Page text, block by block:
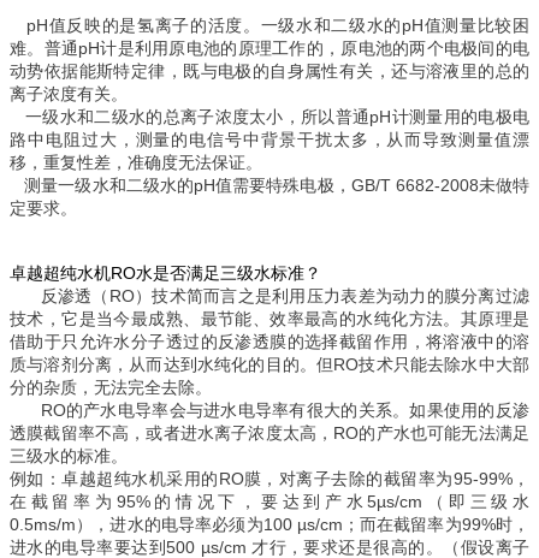
pH值反映的是氢离子的活度。 一级水和二级水的pH值测量比较困
难。普通pH计是利用原电池的原理工作的，原电池的两个电极间的电
动势依据能斯特定律，既与电极的自身属性有关，还与溶液里的总的
离子浓度有关。
一级水和二级水的总离子浓度太小，所以普通pH计测量用的电极电
路中电阻过大，测量的电信号中背景干扰太多，从而导致测量值漂
移，重复性差，准确度无法保证。
测量一级水和二级水的pH值需要特殊电极，GB/T 6682-2008未做特
定要求。
卓越超纯水机RO水是否满足三级水标准？
反渗透（RO）技术简而言之是利用压力表差为动力的膜分离过滤
技术，它是当今最成熟、最节能、效率最高的水纯化方法。其原理是
借助于只允许水分子透过的反渗透膜的选择截留作用，将溶液中的溶
质与溶剂分离，从而达到水纯化的目的。但RO技术只能去除水中大部
分的杂质，无法完全去除。
RO的产水电导率会与进水电导率有很大的关系。如果使用的反渗
透膜截留率不高，或者进水离子浓度太高，RO的产水也可能无法满足
三级水的标准。
例如：卓越超纯水机采用的RO膜，对离子去除的截留率为95-99%，
在截留率为95%的情况下，要达到产水5µs/cm（即三级水
0.5ms/m），进水的电导率必须为100 µs/cm；而在截留率为99%时，
进水的电导率要达到500 µs/cm 才行，要求还是很高的。（假设离子